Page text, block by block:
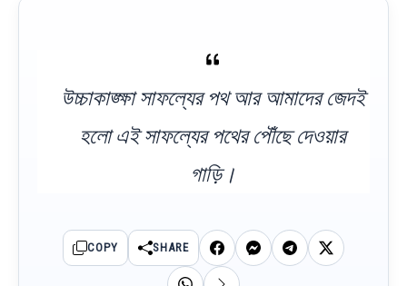
উচ্চাকাঙ্ক্ষা সাফল্যের পথ আর আমাদের জেদই
হলো এই সাফল্যের পথের পৌঁছে দেওয়ার
গাড়ি।
COPY SHARE